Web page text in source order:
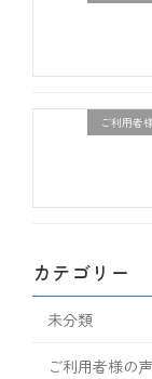
ご利用者
カテゴリー
未分類
ご利用者様の声